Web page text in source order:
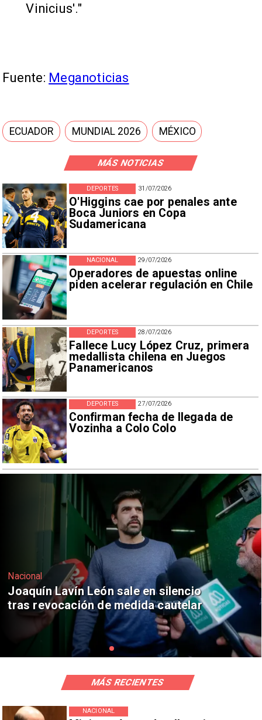
MÁS NOTICIAS
31/07/2026
O'Higgins cae por penales ante
Boca Juniors en Copa
Sudamericana
DEPORTES
29/07/2026
Operadores de apuestas online
piden acelerar regulación en Chile
NACIONAL
28/07/2026
Fallece Lucy López Cruz, primera
medallista chilena en Juegos
Panamericanos
DEPORTES
27/07/2026
Confirman fecha de llegada de
Vozinha a Colo Colo
DEPORTES
Vinicius'."
Fuente: Meganoticias
ECUADOR MUNDIAL 2026 MÉXICO
Nacional
Chile y Venezuela formalizan reinicio
de relaciones consulares
NACIONAL
MÁS RECIENTES